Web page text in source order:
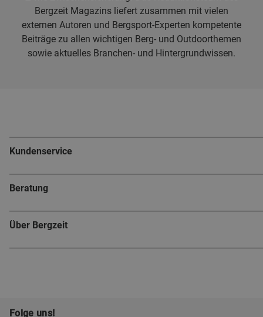
Bergzeit Magazins liefert zusammen mit vielen
externen Autoren und Bergsport-Experten kompetente
Beiträge zu allen wichtigen Berg- und Outdoorthemen
sowie aktuelles Branchen- und Hintergrundwissen.
Kundenservice
Beratung
Über Bergzeit
Folge uns!